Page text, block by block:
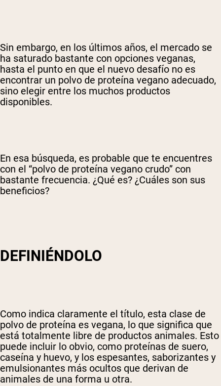
Sin embargo, en los últimos años, el mercado se
ha saturado bastante con opciones veganas,
hasta el punto en que el nuevo desafío no es
encontrar un polvo de proteína vegano adecuado,
sino elegir entre los muchos productos
disponibles.
En esa búsqueda, es probable que te encuentres
con el “polvo de proteína vegano crudo” con
bastante frecuencia. ¿Qué es? ¿Cuáles son sus
beneficios?
DEFINIÉNDOLO
Como indica claramente el título, esta clase de
polvo de proteína es vegana, lo que significa que
está totalmente libre de productos animales. Esto
puede incluir lo obvio, como proteínas de suero,
caseína y huevo, y los espesantes, saborizantes y
emulsionantes más ocultos que derivan de
animales de una forma u otra.